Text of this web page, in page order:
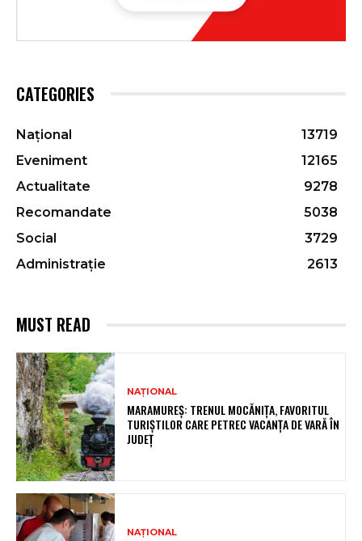
CATEGORIES
Național
13719
Eveniment
12165
Actualitate
9278
Recomandate
5038
Social
3729
Administrație
2613
MUST READ
NAȚIONAL
MARAMUREȘ: TRENUL MOCĂNIȚA, FAVORITUL
TURIȘTILOR CARE PETREC VACANȚA DE VARĂ ÎN
JUDEȚ
NAȚIONAL